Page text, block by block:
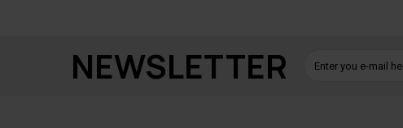
NEWSLETTER